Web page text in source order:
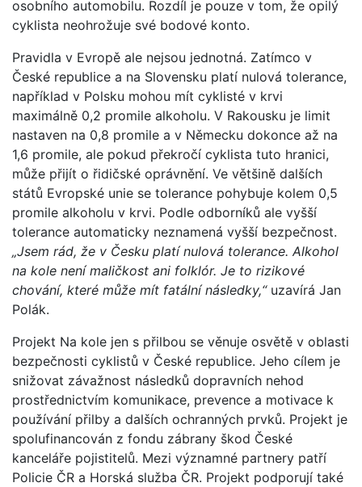
osobního automobilu. Rozdíl je pouze v tom, že opilý
cyklista neohrožuje své bodové konto.
Pravidla v Evropě ale nejsou jednotná. Zatímco v
České republice a na Slovensku platí nulová tolerance,
například v Polsku mohou mít cyklisté v krvi
maximálně 0,2 promile alkoholu. V Rakousku je limit
nastaven na 0,8 promile a v Německu dokonce až na
1,6 promile, ale pokud překročí cyklista tuto hranici,
může přijít o řidičské oprávnění. Ve většině dalších
států Evropské unie se tolerance pohybuje kolem 0,5
promile alkoholu v krvi. Podle odborníků ale vyšší
tolerance automaticky neznamená vyšší bezpečnost.
„Jsem rád, že v Česku platí nulová tolerance. Alkohol
na kole není maličkost ani folklór. Je to rizikové
chování, které může mít fatální následky,“ uzavírá Jan
Polák.
Projekt Na kole jen s přilbou se věnuje osvětě v oblasti
bezpečnosti cyklistů v České republice. Jeho cílem je
snižovat závažnost následků dopravních nehod
prostřednictvím komunikace, prevence a motivace k
používání přilby a dalších ochranných prvků. Projekt je
spolufinancován z fondu zábrany škod České
kanceláře pojistitelů. Mezi významné partnery patří
Policie ČR a Horská služba ČR. Projekt podporují také